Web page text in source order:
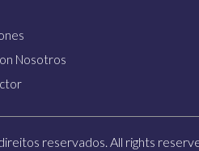
Nosotros
reservados. All rights